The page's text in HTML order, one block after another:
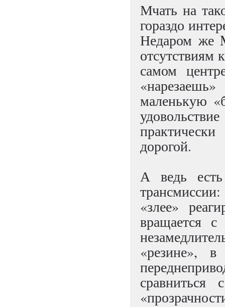
Мчать на
гораздо
Недаром же
отсутствиям
самом
маленькую
дорогой.
А ведь
«злее»
вращается
«резине»,